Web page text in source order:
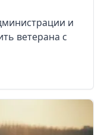
и
ветерана с